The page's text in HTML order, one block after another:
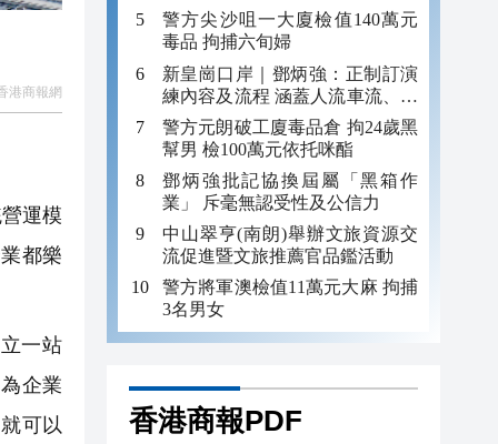
港商報網
運模
都樂
一站
企業
可以
引發
警方尖沙咀一大廈檢值140萬元
毒品 拘捕六旬婦
新皇崗口岸｜鄧炳強：正制訂演
練內容及流程 涵蓋人流車流、緊
急應變等
警方元朗破工廈毒品倉 拘24歲黑
幫男 檢100萬元依托咪酯
鄧炳強批記協換屆屬「黑箱作
業」 斥毫無認受性及公信力
中山翠亨(南朗)舉辦文旅資源交
流促進暨文旅推薦官品鑑活動
警方將軍澳檢值11萬元大麻 拘捕
3名男女
香港商報PDF